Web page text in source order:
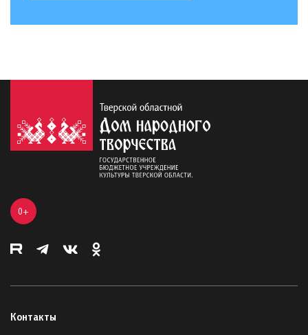
0+
Контакты